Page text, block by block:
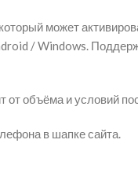
может
/ Windows.
объёма и условий
в шапке сайта.